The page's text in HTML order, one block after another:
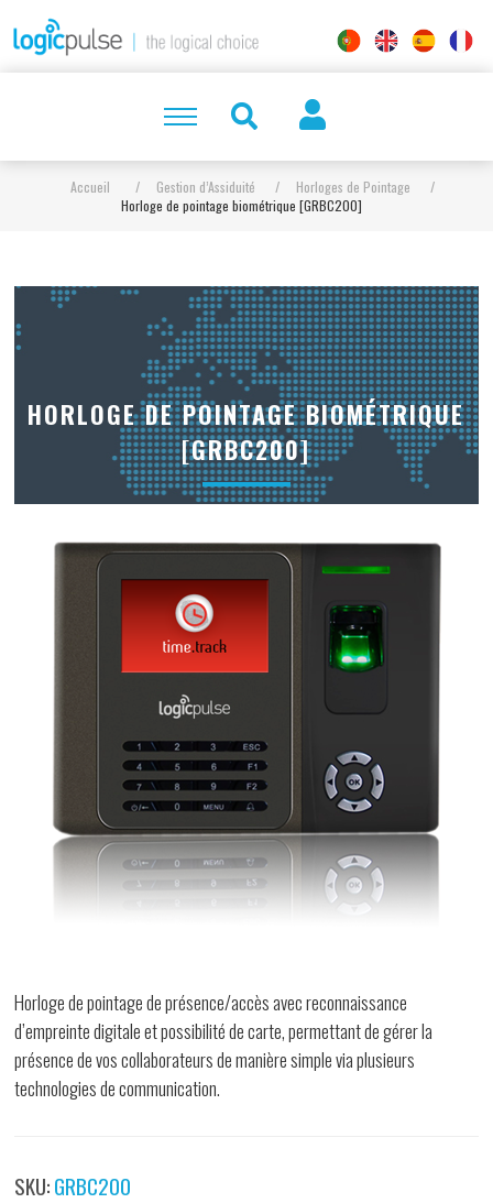
Accueil / Gestion d’Assiduité / Horloges de Pointage
/
Horloge de pointage biométrique [GRBC200]
HORLOGE DE POINTAGE BIOMÉTRIQUE
[GRBC200]
Horloge de pointage de présence/accès avec reconnaissance
d’empreinte digitale et possibilité de carte, permettant de gérer la
présence de vos collaborateurs de manière simple via plusieurs
technologies de communication.
SKU:GRBC200